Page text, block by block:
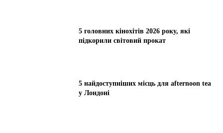
5 головних кінохітів 2026 року, які
підкорили світовий прокат
5 найдоступніших місць для afternoon tea
у Лондоні